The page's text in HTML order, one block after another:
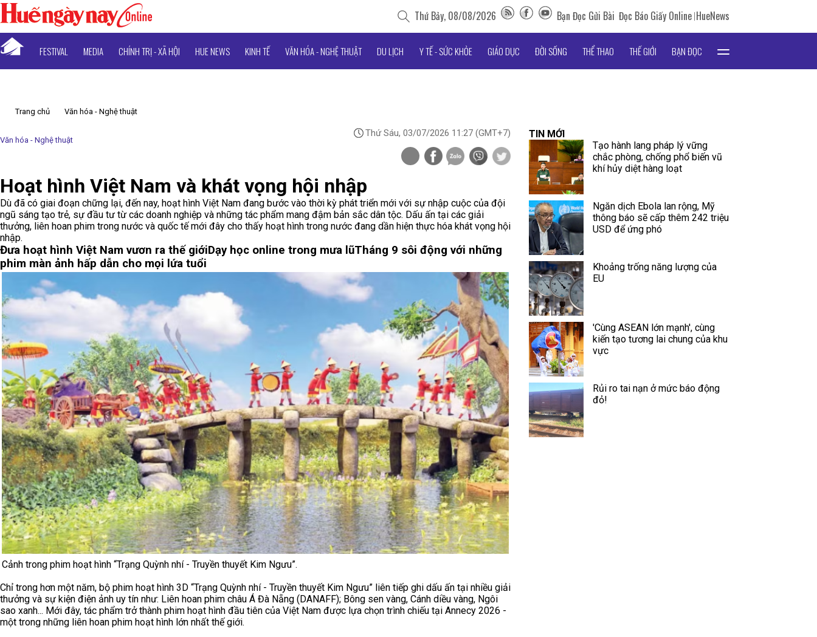
Thứ Bảy, 08/08/2026 Bạn Đọc Gửi Bài Đọc Báo Giấy Online HueNews
FESTIVAL MEDIA CHÍNH TRỊ - XÃ HỘI HUE NEWS KINH TẾ VĂN HÓA - NGHỆ THUẬT DU LỊCH Y TẾ - SỨC KHỎE GIÁO DỤC ĐỜI SỐNG THỂ THAO THẾ GIỚI BẠN ĐỌC
Trang chủ Văn hóa - Nghệ thuật
Văn hóa - Nghệ thuật
Thứ Sáu, 03/07/2026 11:27 (GMT+7)
Hoạt hình Việt Nam và khát vọng hội nhập
Dù đã có giai đoạn chững lại, đến nay, hoạt hình Việt Nam đang bước vào thời kỳ phát triển mới với sự nhập cuộc của đội
ngũ sáng tạo trẻ, sự đầu tư từ các doanh nghiệp và những tác phẩm mang đậm bản sắc dân tộc. Dấu ấn tại các giải
thưởng, liên hoan phim trong nước và quốc tế mới đây cho thấy hoạt hình trong nước đang dần hiện thực hóa khát vọng hội
nhập.
Đưa hoạt hình Việt Nam vươn ra thế giớiDạy học online trong mưa lũTháng 9 sôi động với những
phim màn ảnh hấp dẫn cho mọi lứa tuổi
Cảnh trong phim hoạt hình “Trạng Quỳnh nhí - Truyền thuyết Kim Ngưu”.
Chỉ trong hơn một năm, bộ phim hoạt hình 3D “Trạng Quỳnh nhí - Truyền thuyết Kim Ngưu” liên tiếp ghi dấu ấn tại nhiều giải
thưởng và sự kiện điện ảnh uy tín như: Liên hoan phim châu Á Đà Nẵng (DANAFF); Bông sen vàng, Cánh diều vàng, Ngôi
sao xanh... Mới đây, tác phẩm trở thành phim hoạt hình đầu tiên của Việt Nam được lựa chọn trình chiếu tại Annecy 2026 -
một trong những liên hoan phim hoạt hình lớn nhất thế giới.
TIN MỚI
Tạo hành lang pháp lý vững
chắc phòng, chống phổ biến vũ
khí hủy diệt hàng loạt
Ngăn dịch Ebola lan rộng, Mỹ
thông báo sẽ cấp thêm 242 triệu
USD để ứng phó
Khoảng trống năng lượng của
EU
'Cùng ASEAN lớn mạnh', cùng
kiến tạo tương lai chung của khu
vực
Rủi ro tai nạn ở mức báo động
đỏ!